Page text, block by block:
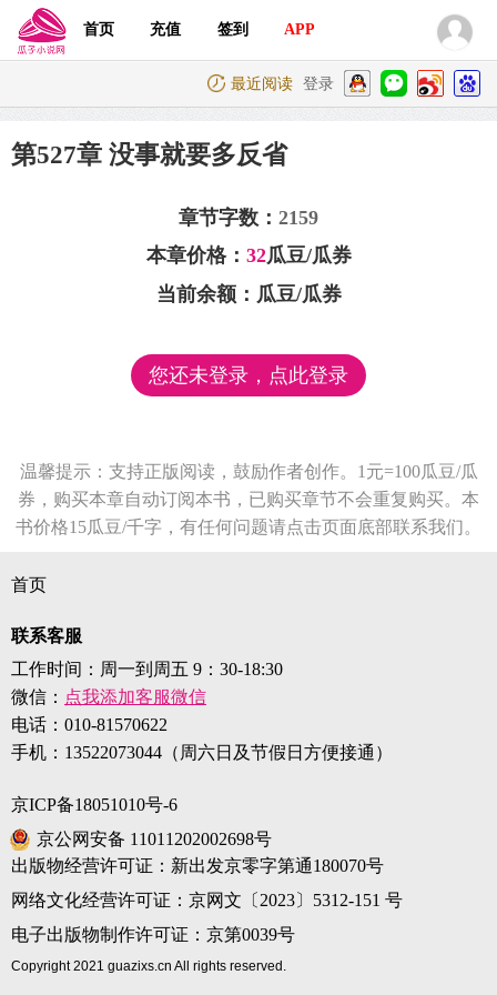
首页 充值 签到 APP
最近阅读 登录
第527章 没事就要多反省
章节字数： 2159
本章价格： 32瓜豆/瓜券
当前余额： 瓜豆/瓜券
您还未登录，点此登录
温馨提示：支持正版阅读，鼓励作者创作。1元=100瓜豆/瓜
券，购买本章自动订阅本书，已购买章节不会重复购买。本
书价格15瓜豆/千字，有任何问题请点击页面底部联系我们。
首页
联系客服
工作时间：周一到周五 9：30-18:30
微信： 点我添加客服微信
电话： 010-81570622
手机： 13522073044（周六日及节假日方便接通）
京ICP备18051010号-6
京公网安备 11011202002698号
出版物经营许可证：新出发京零字第通180070号
网络文化经营许可证：京网文〔2023〕5312-151 号
电子出版物制作许可证：京第0039号
Copyright 2021 guazixs.cn All rights reserved.